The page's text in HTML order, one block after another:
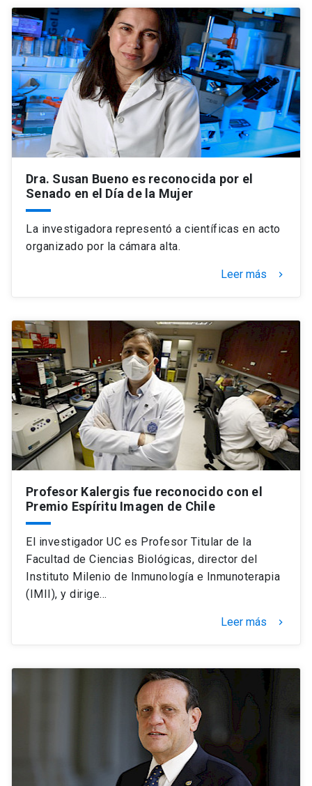
Dra. Susan Bueno es reconocida por el
Senado en el Día de la Mujer
La investigadora representó a científicas en acto
organizado por la cámara alta.
Leer más keyboard_arrow_right
Profesor Kalergis fue reconocido con el
Premio Espíritu Imagen de Chile
El investigador UC es Profesor Titular de la
Facultad de Ciencias Biológicas, director del
Instituto Milenio de Inmunología e Inmunoterapia
(IMII), y dirige…
Leer más keyboard_arrow_right